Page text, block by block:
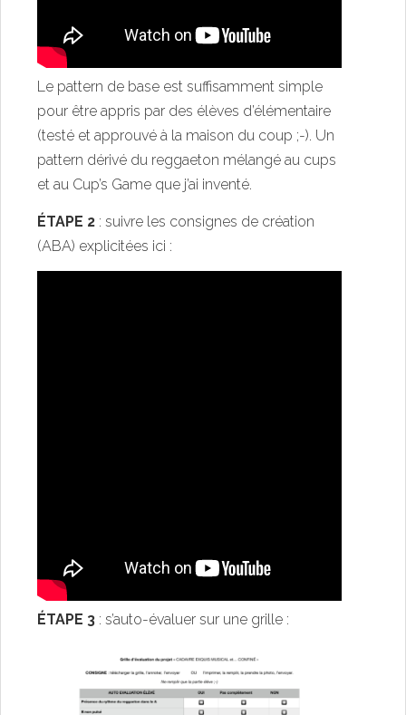
Le pattern de base est suffisamment simple
pour être appris par des élèves d’élémentaire
(testé et approuvé à la maison du coup ;-). Un
pattern dérivé du reggaeton mélangé au cups
et au Cup’s Game que j’ai inventé.
ÉTAPE 2 : suivre les consignes de création
(ABA) explicitées ici :
ÉTAPE 3 : s’auto-évaluer sur une grille :